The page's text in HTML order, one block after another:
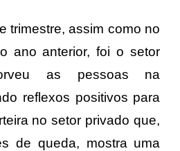
trimestre, assim como no
ano anterior, foi o setor
as pessoas na
reflexos positivos para
no setor privado que,
de queda, mostra uma